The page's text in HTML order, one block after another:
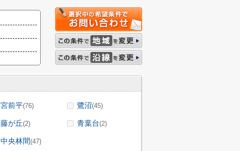
宮前平(76) 鷺沼(45)
藤が丘(2) 青葉台(2)
中央林間(47)